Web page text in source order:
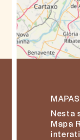
MAPAS
Nesta
Mapa